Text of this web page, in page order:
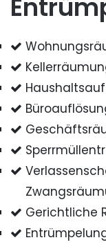
Gerichtliche